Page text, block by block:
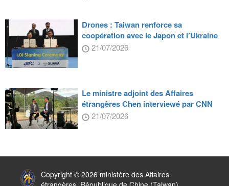
Drones : Taiwan renforce sa
coopération avec le Japon et l’Ukraine
21/07/2026
Le ministre adjoint des Affaires
étrangères Chen interviewé par CNN
21/07/2026
Copyright © 2026 ministère des Affaires